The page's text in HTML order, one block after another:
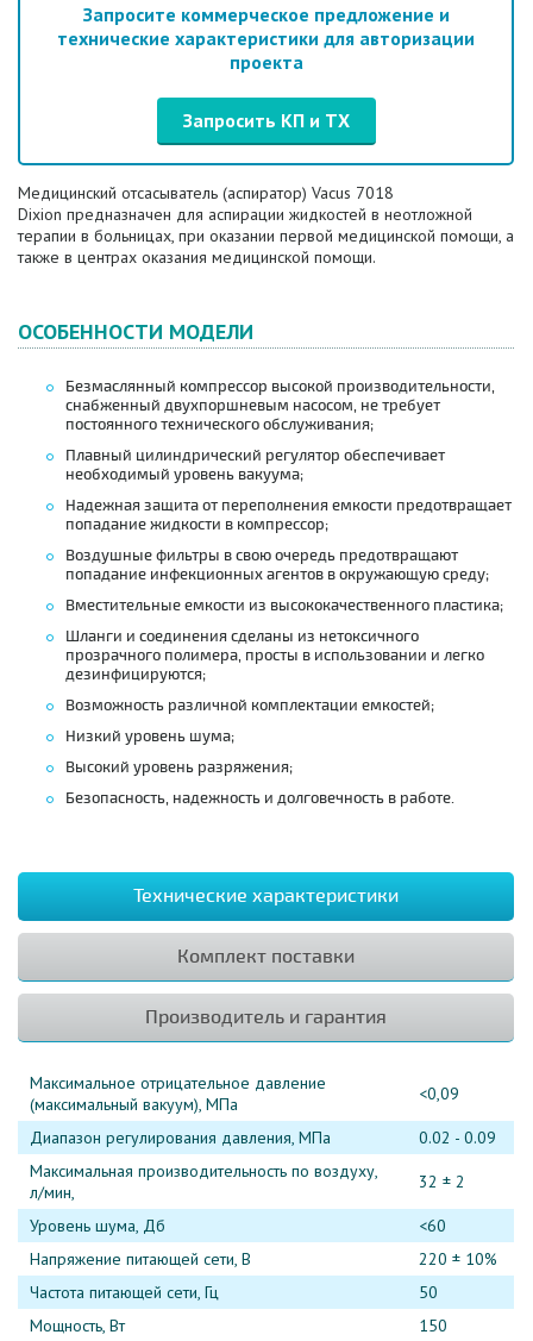
Запросите коммерческое предложение и
технические характеристики для авторизации
проекта
Запросить КП и ТХ
Медицинский отсасыватель (аспиратор) Vacus 7018
Dixion предназначен для аспирации жидкостей в неотложной
терапии в больницах, при оказании первой медицинской помощи, а
также в центрах оказания медицинской помощи.
ОСОБЕННОСТИ МОДЕЛИ
Безмаслянный компрессор высокой производительности,
снабженный двухпоршневым насосом, не требует
постоянного технического обслуживания;
Плавный цилиндрический регулятор обеспечивает
необходимый уровень вакуума;
Надежная защита от переполнения емкости предотвращает
попадание жидкости в компрессор;
Воздушные фильтры в свою очередь предотвращают
попадание инфекционных агентов в окружающую среду;
Вместительные емкости из высококачественного пластика;
Шланги и соединения сделаны из нетоксичного
прозрачного полимера, просты в использовании и легко
дезинфицируются;
Возможность различной комплектации емкостей;
Низкий уровень шума;
Высокий уровень разряжения;
Безопасность, надежность и долговечность в работе.
Технические характеристики
Комплект поставки
Производитель и гарантия
Максимальное отрицательное давление
(максимальный вакуум), МПа
<0,09
Диапазон регулирования давления, МПа
0.02 - 0.09
Максимальная производительность по воздуху,
л/мин,
32 ± 2
Уровень шума, Дб
<60
Напряжение питающей сети, В
220 ± 10%
Частота питающей сети, Гц
50
Мощность, Вт
150